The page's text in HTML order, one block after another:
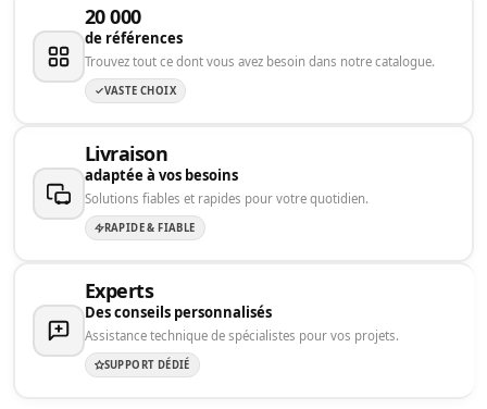
20 000
de références
Trouvez tout ce dont vous avez besoin dans notre catalogue.
VASTE CHOIX
Livraison
adaptée à vos besoins
Solutions fiables et rapides pour votre quotidien.
RAPIDE & FIABLE
Experts
Des conseils personnalisés
Assistance technique de spécialistes pour vos projets.
SUPPORT DÉDIÉ